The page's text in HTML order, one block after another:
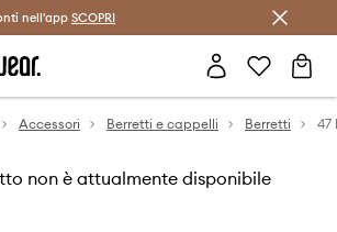
Risparmia con Answear Club >
nell'app SCOPRI
Accessori Berretti e cappelli Berretti
non è attualmente disponibile